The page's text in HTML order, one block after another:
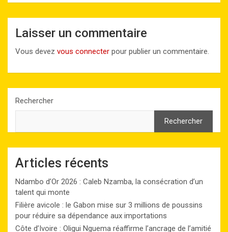
Laisser un commentaire
Vous devez vous connecter pour publier un commentaire.
Rechercher
Rechercher
Articles récents
Ndambo d’Or 2026 : Caleb Nzamba, la consécration d’un
talent qui monte
Filière avicole : le Gabon mise sur 3 millions de poussins
pour réduire sa dépendance aux importations
Côte d’Ivoire : Oligui Nguema réaffirme l’ancrage de l’amitié